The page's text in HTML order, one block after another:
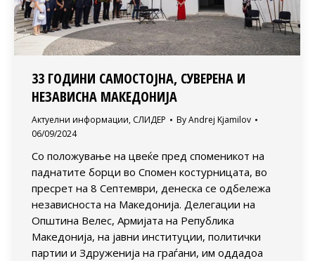
33 ГОДИНИ САМОСТОЈНА, СУВЕРЕНА И
НЕЗАВИСНА МАКЕДОНИЈА
Актуелни информации, СЛИДЕР ByAndrej Kjamilov
06/09/2024
Со положување на цвеќе пред споменикот на
паднатите борци во Спомен костурницата, во
пресрет на 8 Септември, денеска се одбележа
независноста на Македонија. Делегации на
Општина Велес, Армијата на Република
Македонија, на јавни институции, политички
партии и Здруженија на граѓани, им оддадоа